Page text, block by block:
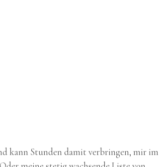
kann Stunden damit verbringen, mir im